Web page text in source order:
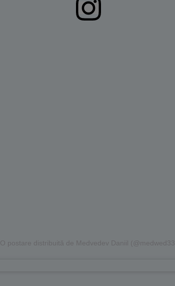
O postare distribuită de Medvedev Daniil (@medwed33)